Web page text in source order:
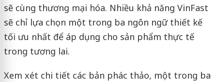
sẽ cùng thương mại hóa. Nhiều khả năng VinFast
sẽ chỉ lựa chọn một trong ba ngôn ngữ thiết kế
tối ưu nhất để áp dụng cho sản phẩm thực tế
trong tương lai.
Xem xét chi tiết các bản phác thảo, một trong ba